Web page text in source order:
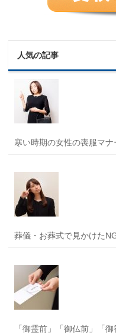
人気の記事
寒い時期の女性の喪服マナ
葬儀・お葬式で見かけた
「御霊前」「御仏前」「